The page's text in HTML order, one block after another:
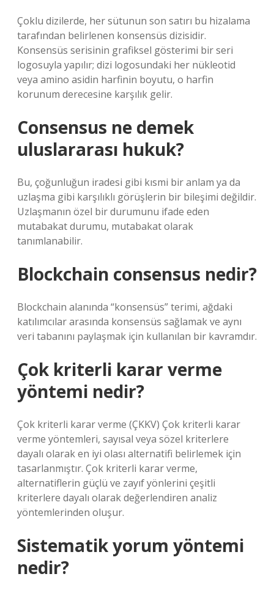
Çoklu dizilerde, her sütunun son satırı bu hizalama
tarafından belirlenen konsensüs dizisidir.
Konsensüs serisinin grafiksel gösterimi bir seri
logosuyla yapılır; dizi logosundaki her nükleotid
veya amino asidin harfinin boyutu, o harfin
korunum derecesine karşılık gelir.
Consensus ne demek
uluslararası hukuk?
Bu, çoğunluğun iradesi gibi kısmi bir anlam ya da
uzlaşma gibi karşılıklı görüşlerin bir bileşimi değildir.
Uzlaşmanın özel bir durumunu ifade eden
mutabakat durumu, mutabakat olarak
tanımlanabilir.
Blockchain consensus nedir?
Blockchain alanında “konsensüs” terimi, ağdaki
katılımcılar arasında konsensüs sağlamak ve aynı
veri tabanını paylaşmak için kullanılan bir kavramdır.
Çok kriterli karar verme
yöntemi nedir?
Çok kriterli karar verme (ÇKKV) Çok kriterli karar
verme yöntemleri, sayısal veya sözel kriterlere
dayalı olarak en iyi olası alternatifi belirlemek için
tasarlanmıştır. Çok kriterli karar verme,
alternatiflerin güçlü ve zayıf yönlerini çeşitli
kriterlere dayalı olarak değerlendiren analiz
yöntemlerinden oluşur.
Sistematik yorum yöntemi
nedir?